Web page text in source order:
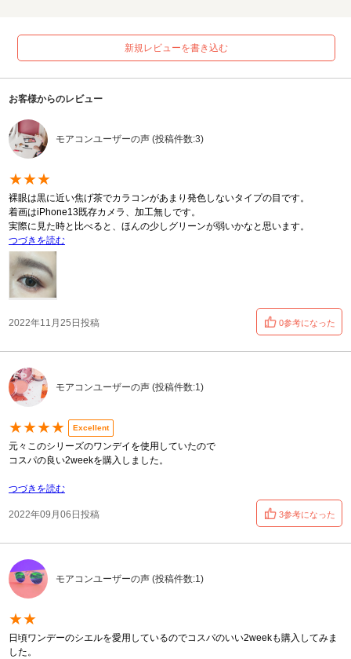
新規レビューを書き込む
お客様からのレビュー
モアコンユーザーの声 (投稿件数:3)
★★★
裸眼は黒に近い焦げ茶でカラコンがあまり発色しないタイプの目です。
着画はiPhone13既存カメラ、加工無しです。
実際に見た時と比べると、ほんの少しグリーンが弱いかなと思います。
つづきを読む
2022年11月25日投稿 0参考になった
モアコンユーザーの声 (投稿件数:1)
★★★★ Excellent
元々このシリーズのワンデイを使用していたので
コスパの良い2weekを購入しました。
つづきを読む
2022年09月06日投稿 3参考になった
モアコンユーザーの声 (投稿件数:1)
★★
日頃ワンデーのシエルを愛用しているのでコスパのいい2weekも購入してみま
した。